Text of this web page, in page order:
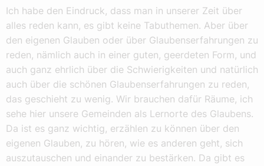
Ich habe den Eindruck, dass man in unserer Zeit über
alles reden kann, es gibt keine Tabuthemen. Aber über
den eigenen Glauben oder über Glaubenserfahrungen zu
reden, nämlich auch in einer guten, geerdeten Form, und
auch ganz ehrlich über die Schwierigkeiten und natürlich
auch über die schönen Glaubenserfahrungen zu reden,
das geschieht zu wenig. Wir brauchen dafür Räume, ich
sehe hier unsere Gemeinden als Lernorte des Glaubens.
Da ist es ganz wichtig, erzählen zu können über den
eigenen Glauben, zu hören, wie es anderen geht, sich
auszutauschen und einander zu bestärken. Da gibt es